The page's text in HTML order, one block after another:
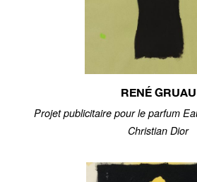
RENÉ GRUAU
Projet publicitaire pour le parfum
Christian Dior